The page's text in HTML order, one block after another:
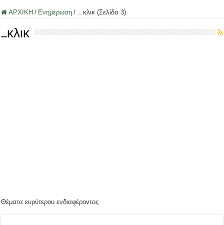
ΑΡΧΙΚΗ / Ενημέρωση / ...κλικ (Σελίδα 3)
…κλικ
Θέματα ευρύτερου ενδιαφέροντος